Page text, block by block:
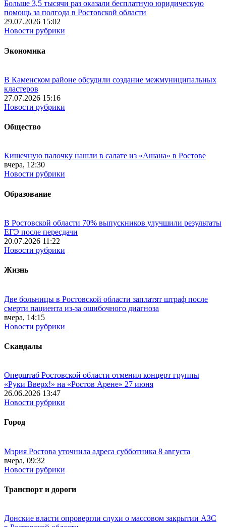
Больше 3,5 тысячи раз оказали бесплатную юридическую
помощь за полгода в Ростовской области
29.07.2026 15:02
Новости рубрики
Экономика
В Каменском районе обсудили создание межмуниципальных
кластеров
27.07.2026 15:16
Новости рубрики
Общество
Кишечную палочку нашли в салате из «Ашана» в Ростове
вчера, 12:30
Новости рубрики
Образование
В Ростовской области 70% выпускников улучшили результаты
ЕГЭ после пересдачи
20.07.2026 11:22
Новости рубрики
Жизнь
Две больницы в Ростовской области заплатят штраф после
смерти пациента из-за ошибочного диагноза
вчера, 14:15
Новости рубрики
Скандалы
Оперштаб Ростовской области отменил концерт группы
«Руки Вверх!» на «Ростов Арене» 27 июня
26.06.2026 13:47
Новости рубрики
Город
Мэрия Ростова уточнила адреса субботника 8 августа
вчера, 09:32
Новости рубрики
Транспорт и дороги
Донские власти опровергли слухи о массовом закрытии АЗС